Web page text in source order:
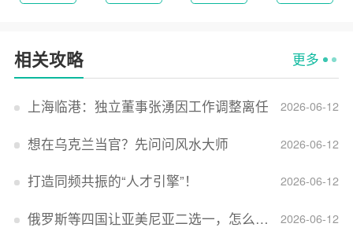
相关攻略 更多
2026-06-12
上海临港：独立董事张湧因工作调整离任
2026-06-12
想在乌克兰当官？先问问风水大师
2026-06-12
打造同频共振的“人才引擎”！
2026-06-12
俄罗斯等四国让亚美尼亚二选一，怎么回事？